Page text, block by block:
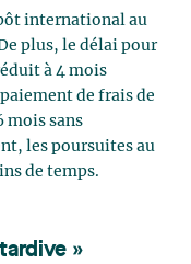
international au
plus, le délai pour
à 4 mois
de frais de
mois sans
les poursuites au
de temps.
»